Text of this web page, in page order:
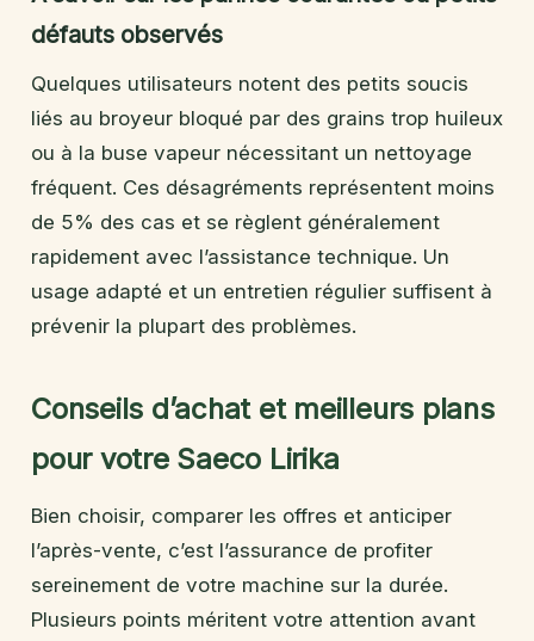
défauts observés
Quelques utilisateurs notent des petits soucis
liés au broyeur bloqué par des grains trop huileux
ou à la buse vapeur nécessitant un nettoyage
fréquent. Ces désagréments représentent moins
de 5% des cas et se règlent généralement
rapidement avec l’assistance technique. Un
usage adapté et un entretien régulier suffisent à
prévenir la plupart des problèmes.
Conseils d’achat et meilleurs plans
pour votre Saeco Lirika
Bien choisir, comparer les offres et anticiper
l’après-vente, c’est l’assurance de profiter
sereinement de votre machine sur la durée.
Plusieurs points méritent votre attention avant